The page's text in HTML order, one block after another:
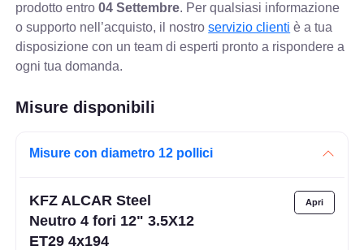
prodotto entro04 Settembre. Per qualsiasi informazione
o supporto nell’acquisto, il nostroservizio clienti è a tua
disposizione con un team di esperti pronto a rispondere a
ogni tua domanda.
Misure disponibili
Misure con diametro 12 pollici
KFZ ALCAR Steel
Neutro 4 fori 12" 3.5X12
ET29 4x194